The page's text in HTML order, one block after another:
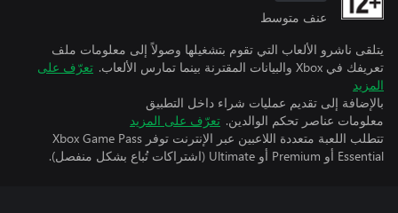
عنف متوسط
يتلقى ناشرو الألعاب التي تقوم بتشغيلها وصولاً إلى معلومات ملف
تعريفك في Xbox والبيانات المقترنة بينما تمارس الألعاب.
تعرّف على
المزيد
بالإضافة إلى تقديم عمليات شراء داخل التطبيق
معلومات عناصر تحكم الوالدين. تعرّف على المزيد
تتطلب اللعبة متعددة اللاعبين عبر الإنترنت توفر Xbox Game Pass
Essential أو Premium أو Ultimate (اشتراكات تُباع بشكل منفصل).